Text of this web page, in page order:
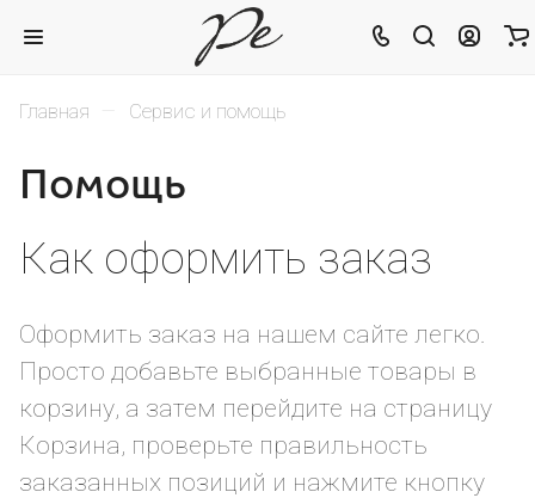
Главная Сервис и помощь
Помощь
Как оформить заказ
Оформить заказ на нашем сайте легко.
Просто добавьте выбранные товары в
корзину, а затем перейдите на страницу
Корзина, проверьте правильность
заказанных позиций и нажмите кнопку